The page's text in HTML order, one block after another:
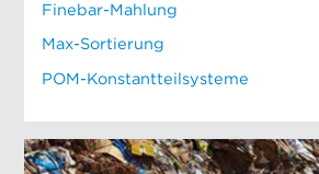
Finebar-Mahlung
Max-Sortierung
POM-Konstantteilsysteme